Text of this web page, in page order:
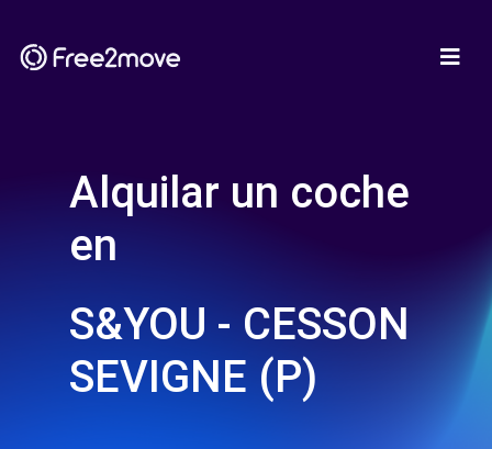
Alquilar un coche
en
S&YOU - CESSON
SEVIGNE (P)